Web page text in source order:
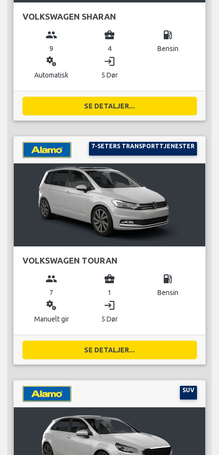
VOLKSWAGEN SHARAN
group
9
business_center
4
local_gas_station
Bensin
miscellaneous_services
Automatisk
login
5 Dør
SE DETALJER...
7-SETERS TRANSPORTTJENESTER
VOLKSWAGEN TOURAN
group
7
business_center
1
local_gas_station
Bensin
miscellaneous_services
Manuelt gir
login
5 Dør
SE DETALJER...
SUV